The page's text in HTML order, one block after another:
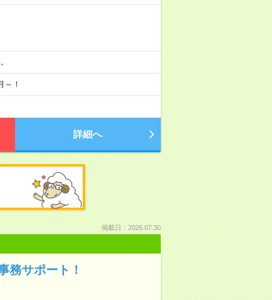
！
詳細へ
掲載日：2026.07.30
務サポート！